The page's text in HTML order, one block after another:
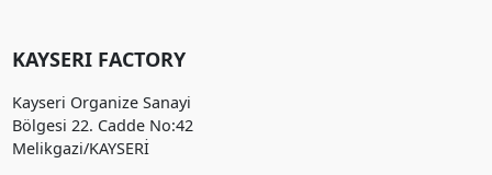
KAYSERI FACTORY
Kayseri Organize Sanayi
Bölgesi 22. Cadde No:42
Melikgazi/KAYSERİ